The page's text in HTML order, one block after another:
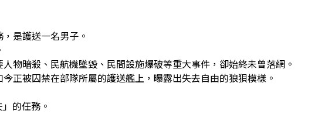
是護送一名男子。
物暗殺、民航機墜毀、民間設施爆破等重大事件，卻始終未曾落網。
正被囚禁在部隊所屬的護送艦上，曝露出失去自由的狼狽模樣。
的任務。